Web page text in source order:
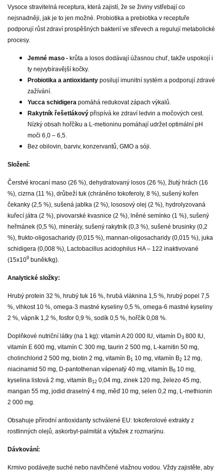
Vysoce stravitelná receptura, která zajistí, že se živiny vstřebají co
nejsnadněji, jak je to jen možné. Probiotika a prebiotika v receptuře
podporují růst zdraví prospěšných bakterií ve střevech a regulují metabolické
procesy.
Jemné maso - krůta a losos dodávají úžasnou chuť, takže uspokojí i
ty nejvybíravější kočky.
Probiotika a antioxidanty posilují imunitní systém a podporují zdravé
zažívání.
Yucca schidigera pomáhá redukovat zápach výkalů.
Rakytník řešetlákový přispívá ke zdraví ledvin a močových cest.
Nízký obsah hořčíku a L-metioninu pomáhají udržet optimální pH
moči 6,0 – 6,5.
Bez obilovin, barviv, konzervantů, GMO a sóji.
Složení:
Čerstvé krocaní maso (26 %), dehydratovaný losos (26 %), žlutý hrách (16
%), cizrna (11 %), drůbeží tuk (chráněno tokoferoly, 8 %), sušený kořen
čekanky (2,5 %), sušená jablka (2 %), lososový olej (2 %), hydrolyzovaná
kuřecí játra (2 %), pivovarské kvasnice (2 %), lněné semínko (1 %), sušený
heřmánek (0,5 %), minerály, sušený rakytník (0,3 %), sušené brusinky (0,2
%), frukto-oligosacharidy (0,015 %), mannan-oligosacharidy (0,015 %), juka
schidigera (0,008 %), Lactobacillus acidophilus HA – 122 inaktivované
(15x109 buněk/kg).
Analytické složky:
Hrubý protein 32 %, hrubý tuk 16 %, hrubá vláknina 1,5 %, hrubý popel 7,5
%, vlhkost 10 %, omega-3 mastné kyseliny 0,5 %, omega-6 mastné kyseliny
2 %, vápník 1,2 %, fosfor 0,9 %, sodík 0,5 %, hořčík 0,08 %.
Doplňkové nutriční látky (na 1 kg): vitamín A 20 000 IU, vitamín D3 800 IU,
vitamín E 600 mg, vitamín C 300 mg, taurin 2 500 mg, L-karnitin 50 mg,
cholinchlorid 2 500 mg, biotin 2 mg, vitamín B1 10 mg, vitamín B2 12 mg,
niacinamid 50 mg, D-pantothenan vápenatý 40 mg, vitamín B6 10 mg,
kyselina listová 2 mg, vitamín B12 0,04 mg, zinek 120 mg, železo 45 mg,
mangan 55 mg, jodid draselný 4 mg, měď 10 mg, selen 0,2 mg, L-methionin
2 000 mg.
Obsahuje přírodní antioxidanty schválené EU: tokoferolové extrakty z
rostlinných olejů, askorbyl-palmitát a výtažek z rozmarýnu.
Dávkování:
Krmivo podávejte suché nebo navlhčené vlažnou vodou. Vždy zajistěte, aby